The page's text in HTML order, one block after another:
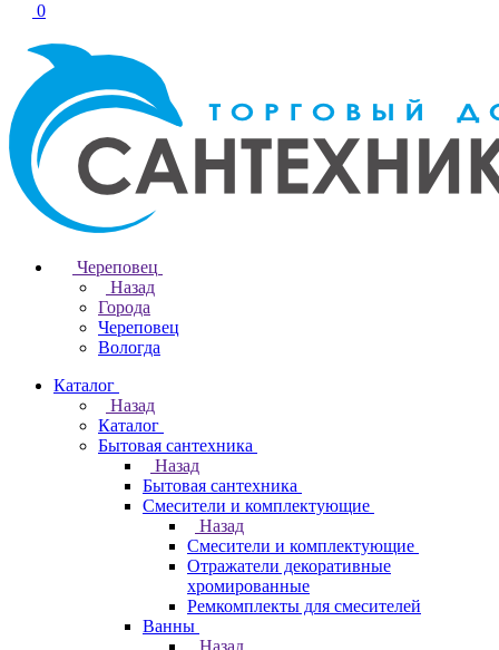
0
Череповец
Назад
Города
Череповец
Вологда
Каталог
Назад
Каталог
Бытовая сантехника
Назад
Бытовая сантехника
Смесители и комплектующие
Назад
Смесители и комплектующие
Отражатели декоративные
хромированные
Ремкомплекты для смесителей
Ванны
Назад